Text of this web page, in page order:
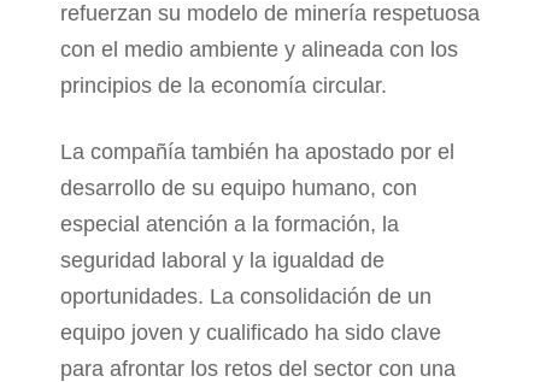
refuerzan su modelo de minería respetuosa
con el medio ambiente y alineada con los
principios de la economía circular.
La compañía también ha apostado por el
desarrollo de su equipo humano, con
especial atención a la formación, la
seguridad laboral y la igualdad de
oportunidades. La consolidación de un
equipo joven y cualificado ha sido clave
para afrontar los retos del sector con una